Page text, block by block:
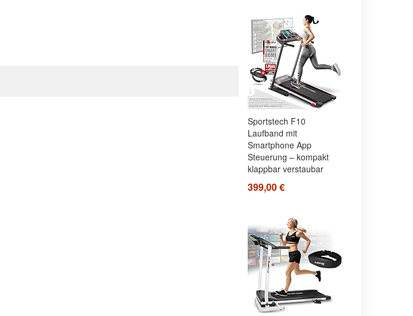
Sportstech F10
Laufband mit
Smartphone App
Steuerung – kompakt
klappbar verstaubar
399,00 €